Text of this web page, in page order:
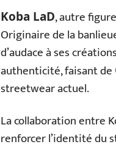
Koba LaD, autre
Originaire de la
d’audace à ses
authenticité, faisant de
streetwear actuel.
La collaboration entre
renforcer l’identité du